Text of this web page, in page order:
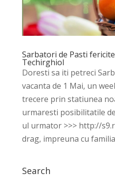
Sarbatori de Pasti
Techirghiol
Doresti sa iti petreci
vacanta de 1 Mai, un
trecere prin statiunea
urmaresti posibilitatile
ul urmator >>> http://
drag, impreuna cu
Search